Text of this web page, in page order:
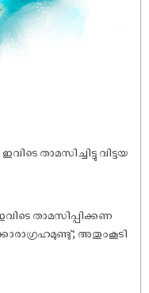
താമസിച്ചിട്ടു വിട്ടയ
താമസിപ്പിക്കണ
അതുംകൂടി